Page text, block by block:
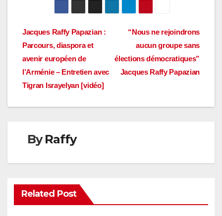
Navigation
de
l’article
“Nous ne rejoindrons
aucun groupe sans
élections démocratiques”
Jacques Raffy Papazian
Jacques Raffy Papazian :
Parcours, diaspora et
avenir européen de
l’Arménie – Entretien avec
Tigran Israyelyan [vidéo]
ByRaffy
Related Post